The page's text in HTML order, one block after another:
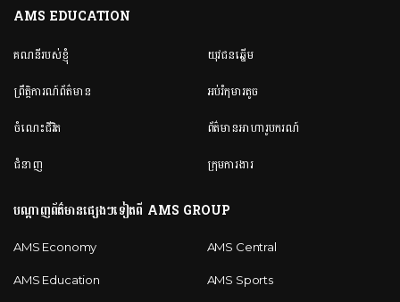
AMS EDUCATION
គណនី​របស់ខ្ញុំ
ព្រឹត្តិការណ៍ព័ត៌មាន
ចំណេះជីវិត
ជំនាញ
យុវជនឆ្នើម
អប់រំកុមារតូច
ព័ត៌មានអាហារូបករណ៍
ក្រុមការងារ
បណ្តាញព័ត៌មានផ្សេងៗទៀតពី AMS GROUP
AMS Economy
AMS Education
AMS Central
AMS Sports